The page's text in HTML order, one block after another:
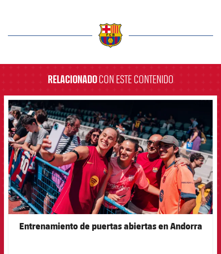
RELACIONADOCON ESTE CONTENIDO
Entrenamiento de puertas abiertas en Andorra